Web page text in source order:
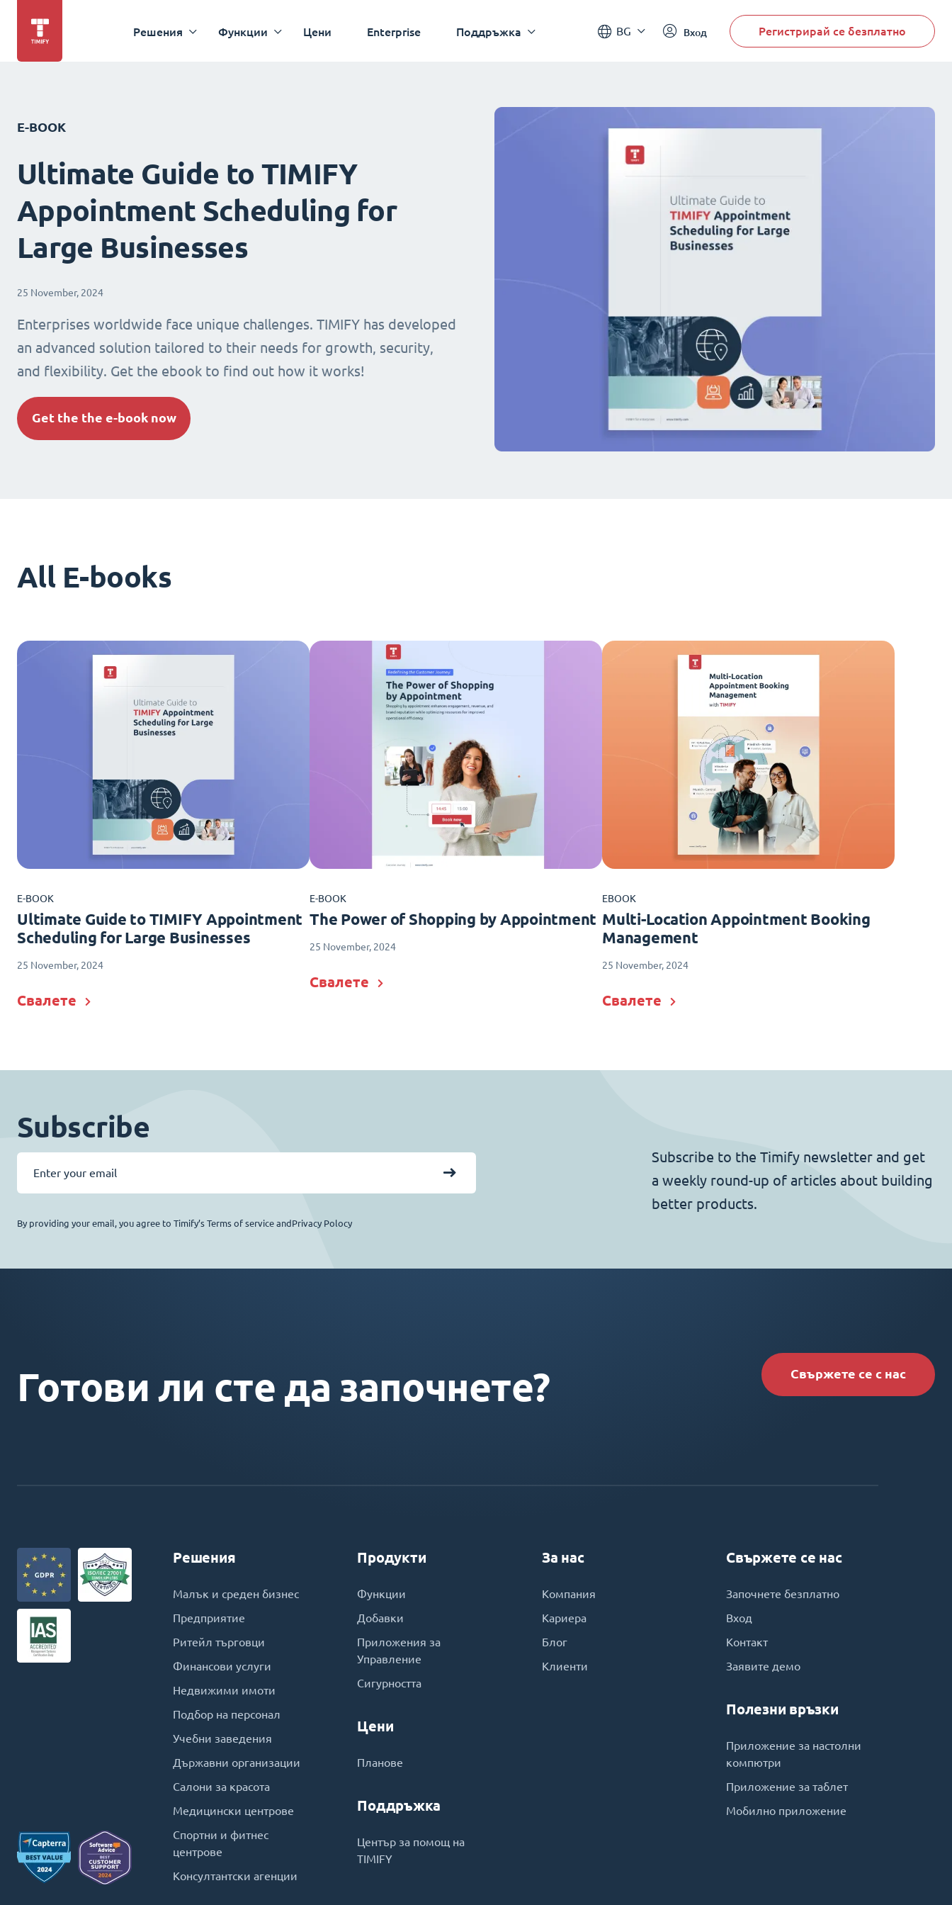
Решения Функции Цени Enterprise Поддръжка BG Вход Регистрирай се безплатно
E-BOOK
Ultimate Guide to TIMIFY
Appointment Scheduling for
Large Businesses
25 November, 2024
Enterprises worldwide face unique challenges. TIMIFY has developed
an advanced solution tailored to their needs for growth, security,
and flexibility. Get the ebook to find out how it works!
Get the the e-book now
All E-books
E-BOOK
Ultimate Guide to TIMIFY Appointment
Scheduling for Large Businesses
25 November, 2024
Свалете
E-BOOK
The Power of Shopping by Appointment
25 November, 2024
Свалете
EBOOK
Multi-Location Appointment Booking
Management
25 November, 2024
Свалете
Subscribe
Subscribe to the Timify newsletter and get
a weekly round-up of articles about building
better products.
By providing your email, you agree to Timify’s Terms of service andPrivacy Polocy
Готови ли сте да започнете? Свържете се с нас
Решения
Малък и среден бизнес
Предприятие
Ритейл търговци
Финансови услуги
Недвижими имоти
Подбор на персонал
Учебни заведения
Държавни организации
Салони за красота
Медицински центрове
Спортни и фитнес
центрове
Консултантски агенции
Продукти
Функции
Добавки
Приложения за
Управление
Сигурността
Цени
Планове
Поддръжка
Център за помощ на
TIMIFY
За нас
Компания
Кариера
Блог
Клиенти
Свържете се нас
Започнете безплатно
Вход
Контакт
Заявите демо
Полезни връзки
Приложение за настолни
компютри
Приложение за таблет
Мобилно приложение